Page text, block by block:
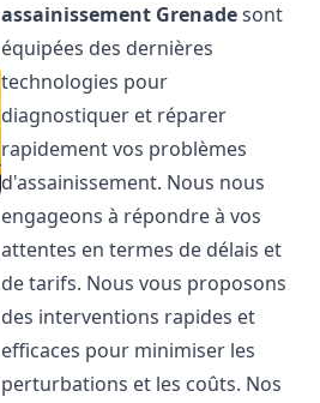
assainissement Grenadesont
équipées des dernières
technologies pour
diagnostiquer et réparer
rapidement vos problèmes
d'assainissement. Nous nous
engageons à répondre à vos
attentes en termes de délais et
de tarifs. Nous vous proposons
des interventions rapides et
efficaces pour minimiser les
perturbations et les coûts. Nos